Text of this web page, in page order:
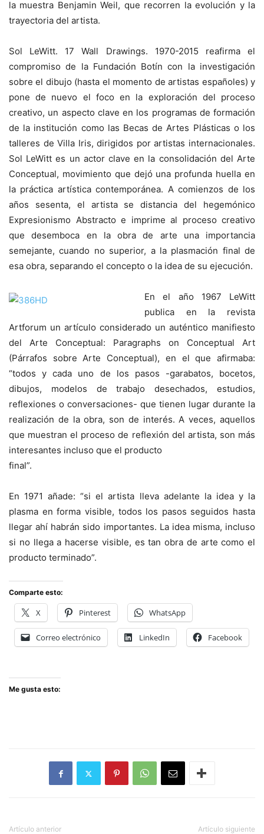
la muestra Benjamin Weil, que recorren la evolución y la
trayectoria del artista.
Sol LeWitt. 17 Wall Drawings. 1970-2015 reafirma el
compromiso de la Fundación Botín con la investigación
sobre el dibujo (hasta el momento de artistas españoles) y
pone de nuevo el foco en la exploración del proceso
creativo, un aspecto clave en los programas de formación
de la institución como las Becas de Artes Plásticas o los
talleres de Villa Iris, dirigidos por artistas internacionales.
Sol LeWitt es un actor clave en la consolidación del Arte
Conceptual, movimiento que dejó una profunda huella en
la práctica artística contemporánea. A comienzos de los
años sesenta, el artista se distancia del hegemónico
Expresionismo Abstracto e imprime al proceso creativo
que desemboca en la obra de arte una importancia
semejante, cuando no superior, a la plasmación final de
esa obra, separando el concepto o la idea de su ejecución.
En el año 1967 LeWitt
publica en la revista
Artforum un artículo considerado un auténtico manifiesto
del Arte Conceptual: Paragraphs on Conceptual Art
(Párrafos sobre Arte Conceptual), en el que afirmaba:
“todos y cada uno de los pasos -garabatos, bocetos,
dibujos, modelos de trabajo desechados, estudios,
reflexiones o conversaciones- que tienen lugar durante la
realización de la obra, son de interés. A veces, aquellos
que muestran el proceso de reflexión del artista, son más
interesantes incluso que el producto
final”.
En 1971 añade: “si el artista lleva adelante la idea y la
plasma en forma visible, todos los pasos seguidos hasta
llegar ahí habrán sido importantes. La idea misma, incluso
si no llega a hacerse visible, es tan obra de arte como el
producto terminado”.
Comparte esto:
X Pinterest WhatsApp
Correo electrónico LinkedIn Facebook
Me gusta esto:
Artículo anterior Artículo siguiente